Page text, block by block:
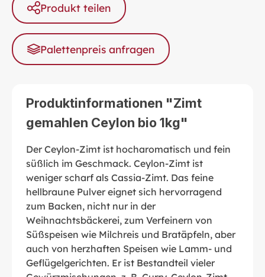
Produkt teilen
Palettenpreis anfragen
Produktinformationen "Zimt
gemahlen Ceylon bio 1kg"
Der Ceylon-Zimt ist hocharomatisch und fein
süßlich im Geschmack. Ceylon-Zimt ist
weniger scharf als Cassia-Zimt. Das feine
hellbraune Pulver eignet sich hervorragend
zum Backen, nicht nur in der
Weihnachtsbäckerei, zum Verfeinern von
Süßspeisen wie Milchreis und Bratäpfeln, aber
auch von herzhaften Speisen wie Lamm- und
Geflügelgerichten. Er ist Bestandteil vieler